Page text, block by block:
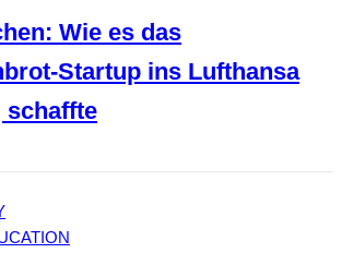
Wie es das
Startup ins Lufthansa
schaffte